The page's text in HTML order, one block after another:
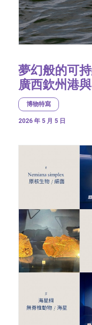
夢幻般的可
廣西欽州港
博物特寫
2026 年 5 月 5 日